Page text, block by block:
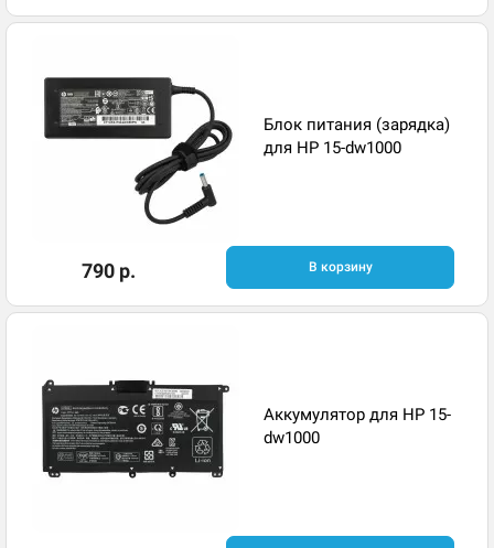
Блок питания (зарядка)
для HP 15-dw1000
790 р. В корзину
Аккумулятор для HP 15-
dw1000